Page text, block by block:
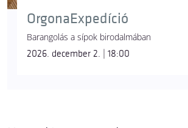
OrgonaExpedíció
Barangolás a sípok birodalmában
2026. december 2. | 18:00